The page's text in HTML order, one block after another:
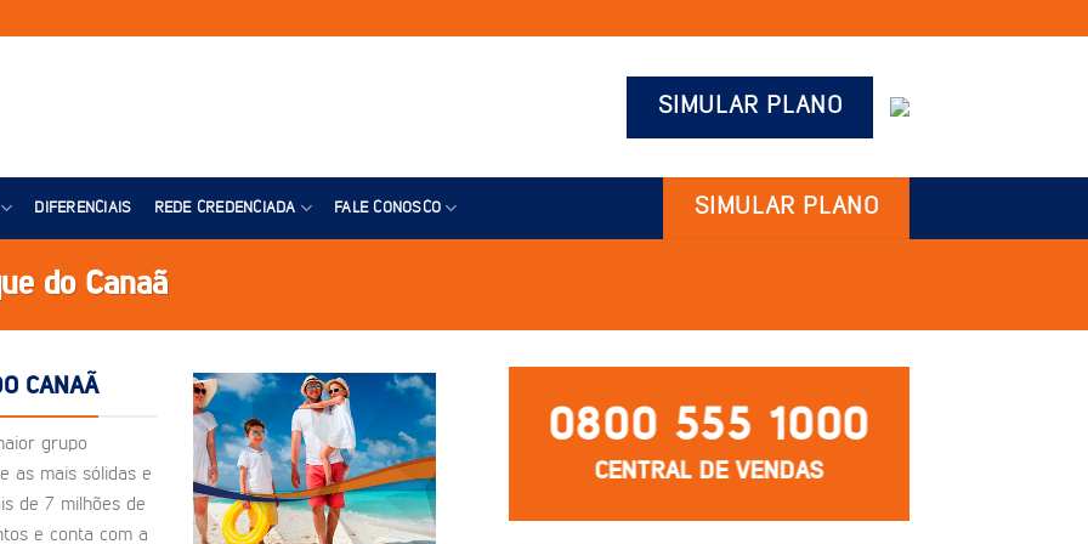
SIMULAR PLANO
DIFERENCIAIS REDE CREDENCIADA FALE CONOSCO SIMULAR PLANO
do Canaã
CANAÃ
grupo
as mais sólidas e
de 7 milhões de
e conta com a
0800 555 1000
CENTRAL DE VENDAS